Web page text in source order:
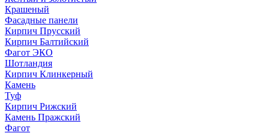
Крашеный
Фасадные панели
Кирпич Прусский
Кирпич Балтийский
Фагот ЭКО
Шотландия
Кирпич Клинкерный
Камень
Туф
Кирпич Рижский
Камень Пражский
Фагот